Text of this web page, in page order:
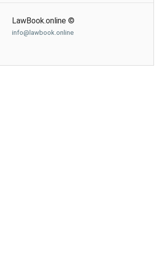
LawBook.online ©
info@lawbook.online